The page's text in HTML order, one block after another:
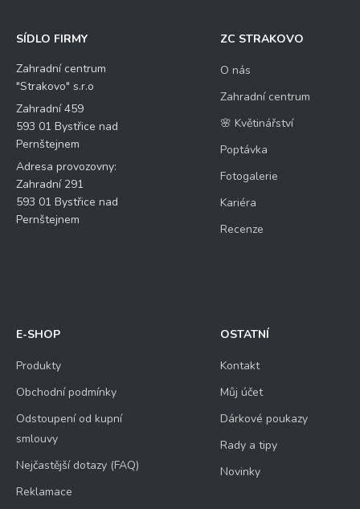
SÍDLO FIRMY
Zahradní centrum
"Strakovo" s.r.o
Zahradní 459
593 01 Bystřice nad
Pernštejnem
Adresa provozovny:
Zahradní 291
593 01 Bystřice nad
Pernštejnem
ZC STRAKOVO
O nás
Zahradní centrum
🌸 Květinářství
Poptávka
Fotogalerie
Kariéra
Recenze
E-SHOP
Produkty
Obchodní podmínky
Odstoupení od kupní
smlouvy
Nejčastější dotazy (FAQ)
Reklamace
OSTATNÍ
Kontakt
Můj účet
Dárkové poukazy
Rady a tipy
Novinky